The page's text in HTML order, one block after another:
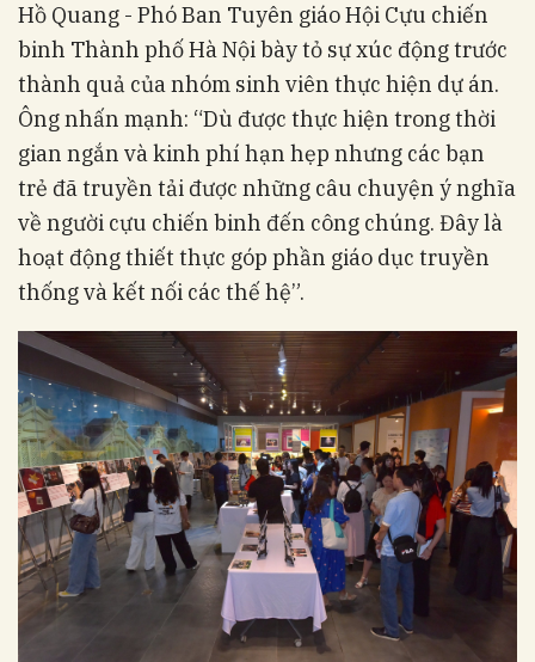
Hồ Quang - Phó Ban Tuyên giáo Hội Cựu chiến
binh Thành phố Hà Nội bày tỏ sự xúc động trước
thành quả của nhóm sinh viên thực hiện dự án.
Ông nhấn mạnh: “Dù được thực hiện trong thời
gian ngắn và kinh phí hạn hẹp nhưng các bạn
trẻ đã truyền tải được những câu chuyện ý nghĩa
về người cựu chiến binh đến công chúng. Đây là
hoạt động thiết thực góp phần giáo dục truyền
thống và kết nối các thế hệ”.